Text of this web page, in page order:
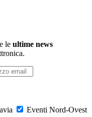
le ultime news
Eventi Nord-Ovest